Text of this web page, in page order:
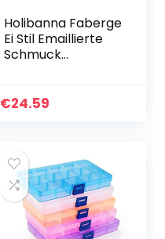
Holibanna Faberge
Ei Stil Emaillierte
Schmuck
Verzierten
€24.59